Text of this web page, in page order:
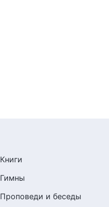
Книги
Гимны
Проповеди и беседы